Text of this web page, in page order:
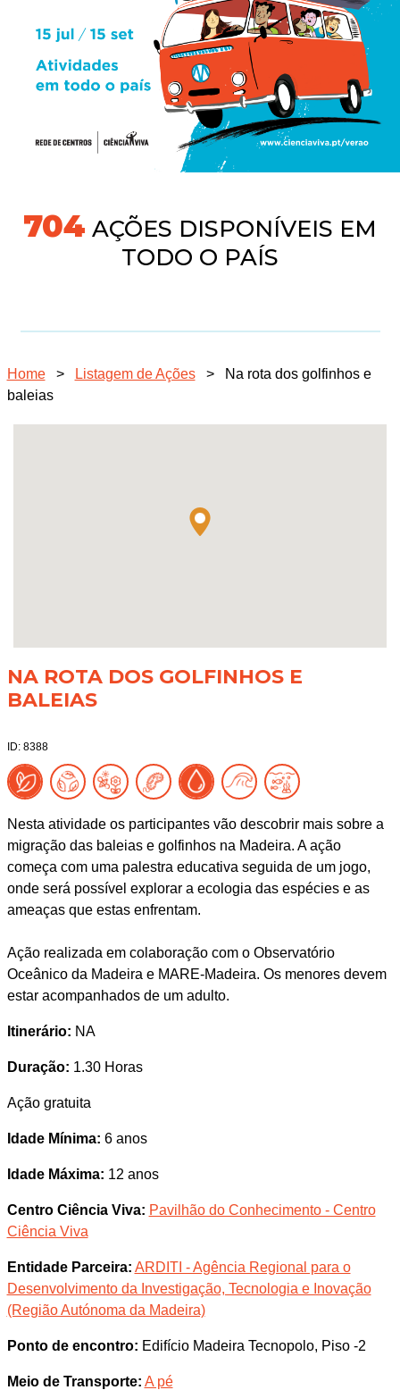
745AÇÕES DISPONÍVEIS EM
TODO O PAÍS
Home > Listagem de Ações >
Na rota dos golfinhos e
baleias
NA ROTA DOS GOLFINHOS E
BALEIAS
ID: 8388
Nesta atividade os participantes vão descobrir mais sobre a
migração das baleias e golfinhos na Madeira. A ação
começa com uma palestra educativa seguida de um jogo,
onde será possível explorar a ecologia das espécies e as
ameaças que estas enfrentam.
Ação realizada em colaboração com o Observatório
Oceânico da Madeira e MARE-Madeira. Os menores devem
estar acompanhados de um adulto.
Itinerário: NA
Duração: 1.30 Horas
Ação gratuita
Idade Mínima: 6 anos
Idade Máxima: 12 anos
Centro Ciência Viva: Pavilhão do Conhecimento - Centro
Ciência Viva
Entidade Parceira: ARDITI - Agência Regional para o
Desenvolvimento da Investigação, Tecnologia e Inovação
(Região Autónoma da Madeira)
Ponto de encontro: Edifício Madeira Tecnopolo, Piso -2
Meio de Transporte: A pé